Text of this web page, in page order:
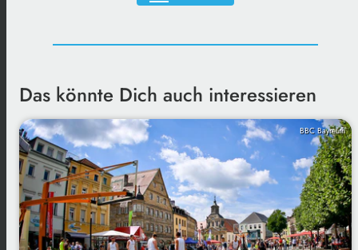
Das könnte Dich auch interessieren
BBC Bayreuth